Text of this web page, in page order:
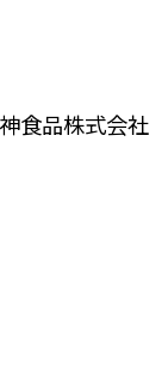
食品株式会社